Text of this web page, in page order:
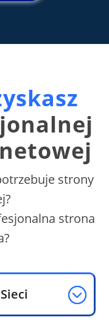
strony
strona